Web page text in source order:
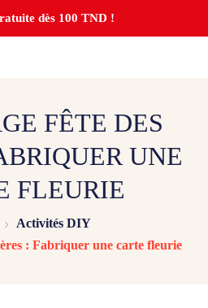
dès 100 TND !
FÊTE DES
UNE
FLEURIE
Activités DIY
: Fabriquer une carte fleurie